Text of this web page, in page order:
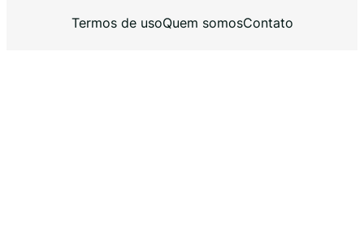
Termos de usoQuem somosContato